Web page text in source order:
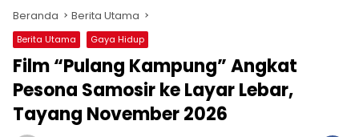
Beranda Berita Utama
Berita Utama Gaya Hidup
Film “Pulang Kampung” Angkat
Pesona Samosir ke Layar Lebar,
Tayang November 2026